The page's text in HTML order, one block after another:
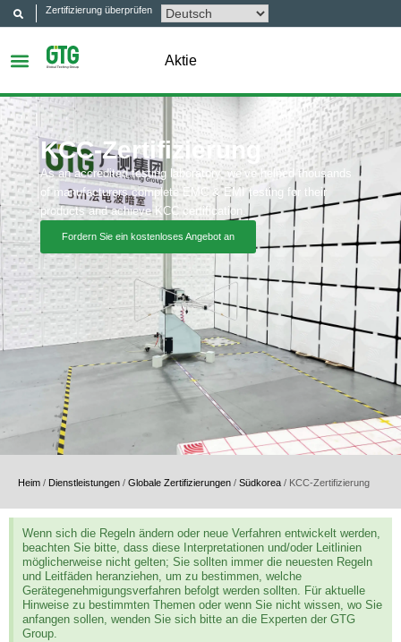
Zertifizierung überprüfen
Aktie
KCC-Zertifizierung
As an accredited testing laboratory, we’ve helped thousands
of manufacturers complete EMC & EMI testing for their
products and achieve KCC certification.
Fordern Sie ein kostenloses Angebot an
Heim / Dienstleistungen / Globale Zertifizierungen / Südkorea / KCC-Zertifizierung
Wenn sich die Regeln ändern oder neue Verfahren entwickelt werden,
beachten Sie bitte, dass diese Interpretationen und/oder Leitlinien
möglicherweise nicht gelten; Sie sollten immer die neuesten Regeln
und Leitfäden heranziehen, um zu bestimmen, welche
Gerätegenehmigungsverfahren befolgt werden sollten. Für aktuelle
Hinweise zu bestimmten Themen oder wenn Sie nicht wissen, wo Sie
anfangen sollen, wenden Sie sich bitte an die Experten der GTG
Group.